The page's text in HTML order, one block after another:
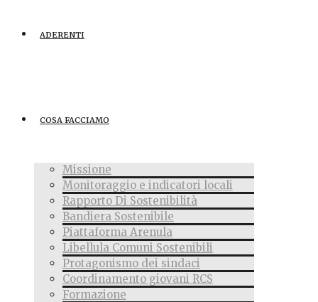
ADERENTI
COSA FACCIAMO
Missione
Monitoraggio e indicatori locali
Rapporto Di Sostenibilità
Bandiera Sostenibile
Piattaforma Arenula
Libellula Comuni Sostenibili
Protagonismo dei sindaci
Coordinamento giovani RCS
Formazione